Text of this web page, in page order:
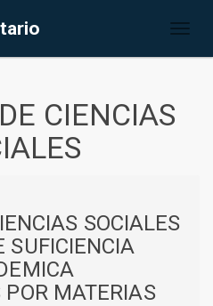
CIENCIAS
SOCIALES
SUFICIENCIA
POR MATERIAS